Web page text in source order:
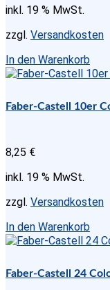
inkl. 19 % MwSt.
zzgl. Versandkosten
In den Warenkorb
Faber-Castell 10er
8,25 €
inkl. 19 % MwSt.
zzgl. Versandkosten
In den Warenkorb
Faber-Castell 24